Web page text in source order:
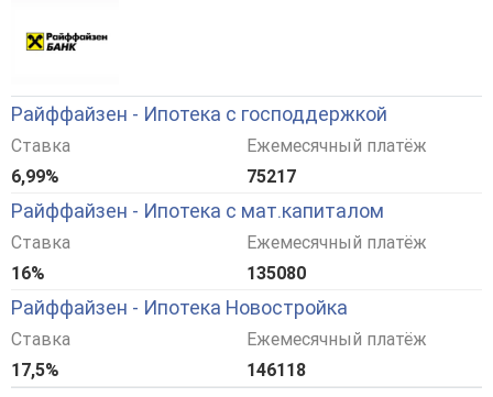
Райффайзен - Ипотека с господдержкой
Ставка
6,99%
Ежемесячный платёж
75217
Райффайзен - Ипотека с мат.капиталом
Ставка
16%
Ежемесячный платёж
135080
Райффайзен - Ипотека Новостройка
Ставка
17,5%
Ежемесячный платёж
146118